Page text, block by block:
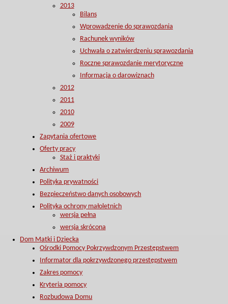
2013
Bilans
Wprowadzenie do sprawozdania
Rachunek wyników
Uchwała o zatwierdzeniu sprawozdania
Roczne sprawozdanie merytoryczne
Informacja o darowiznach
2012
2011
2010
2009
Zapytania ofertowe
Oferty pracy
Staż i praktyki
Archiwum
Polityka prywatności
Bezpieczeństwo danych osobowych
Polityka ochrony małoletnich
wersja pełna
wersja skrócona
Dom Matki i Dziecka
Ośrodki Pomocy Pokrzywdzonym Przestępstwem
Informator dla pokrzywdzonego przestępstwem
Zakres pomocy
Kryteria pomocy
Rozbudowa Domu